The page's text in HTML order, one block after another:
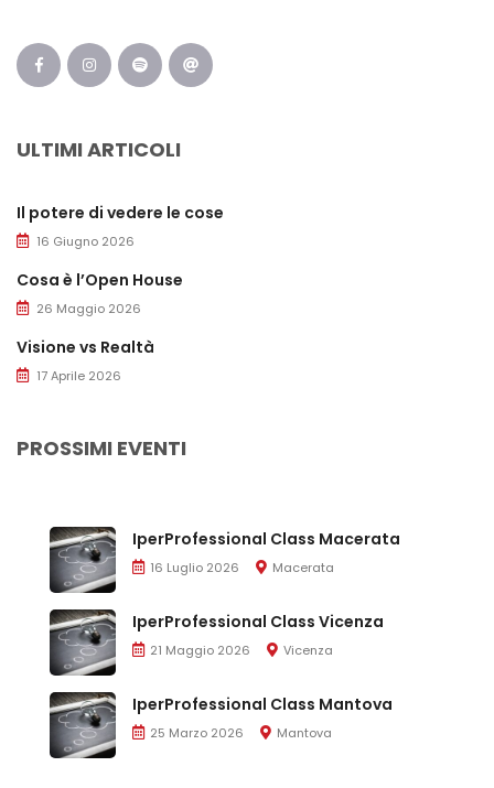
ULTIMI ARTICOLI
Il potere di vedere le cose
16 Giugno 2026
Cosa è l’Open House
26 Maggio 2026
Visione vs Realtà
17 Aprile 2026
PROSSIMI EVENTI
IperProfessional Class Macerata
16 Luglio 2026 Macerata
IperProfessional Class Vicenza
21 Maggio 2026 Vicenza
IperProfessional Class Mantova
25 Marzo 2026 Mantova